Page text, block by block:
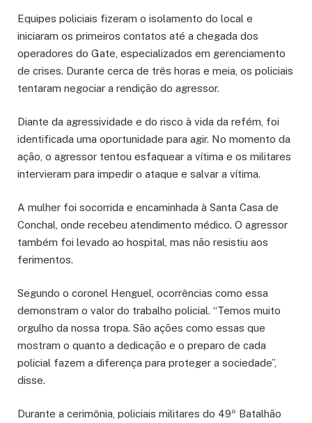
Equipes policiais fizeram o isolamento do local e
iniciaram os primeiros contatos até a chegada dos
operadores do Gate, especializados em gerenciamento
de crises. Durante cerca de três horas e meia, os policiais
tentaram negociar a rendição do agressor.
Diante da agressividade e do risco à vida da refém, foi
identificada uma oportunidade para agir. No momento da
ação, o agressor tentou esfaquear a vítima e os militares
intervieram para impedir o ataque e salvar a vítima.
A mulher foi socorrida e encaminhada à Santa Casa de
Conchal, onde recebeu atendimento médico. O agressor
também foi levado ao hospital, mas não resistiu aos
ferimentos.
Segundo o coronel Henguel, ocorrências como essa
demonstram o valor do trabalho policial. “Temos muito
orgulho da nossa tropa. São ações como essas que
mostram o quanto a dedicação e o preparo de cada
policial fazem a diferença para proteger a sociedade”,
disse.
Durante a cerimônia, policiais militares do 49º Batalhão